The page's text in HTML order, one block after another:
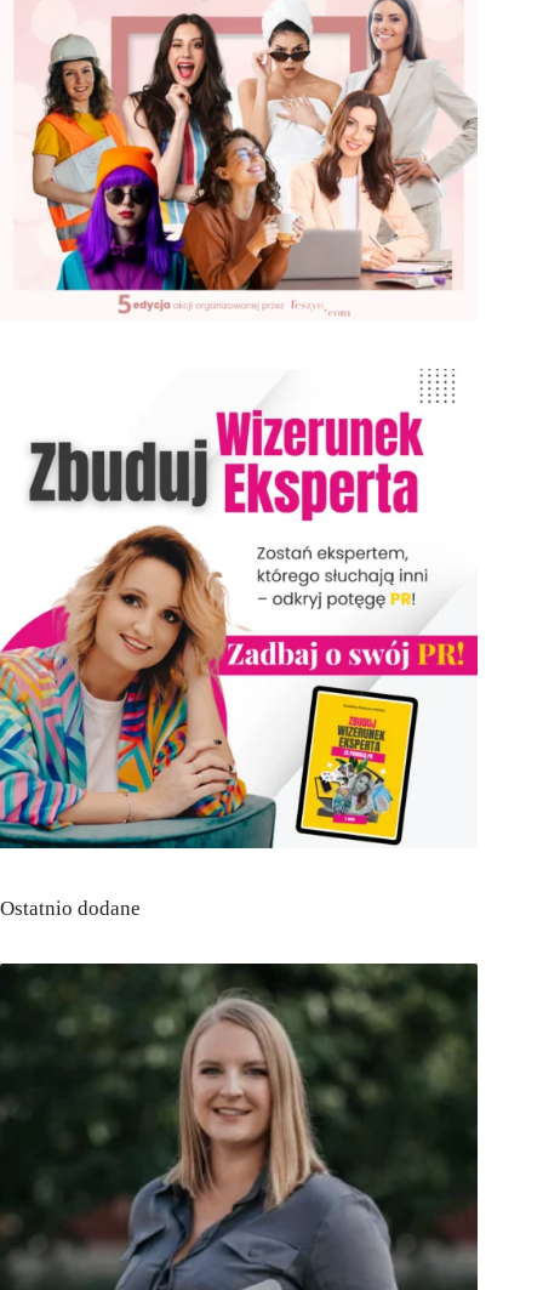
Ostatnio dodane